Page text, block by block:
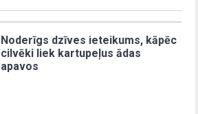
Noderīgs dzīves ieteikums, kāpēc
cilvēki liek kartupeļus ādas
apavos